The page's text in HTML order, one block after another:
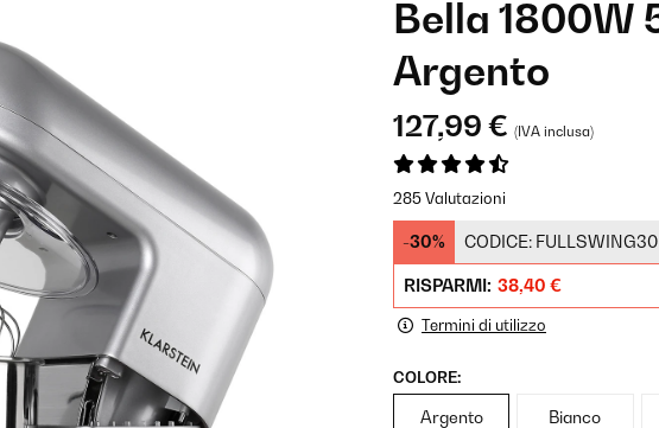
Bella 1800W
Argento
127,99 € (IVA inclusa)
285 Valutazioni
-30% CODICE: FULLSWING30
RISPARMI: 38,40 €
Termini di utilizzo
COLORE:
Argento
Bianco